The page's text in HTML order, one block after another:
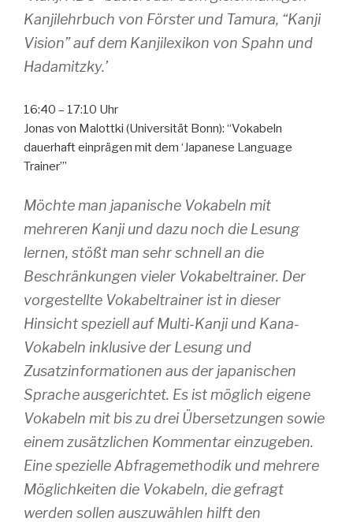
Kanjilehrbuch von Förster und Tamura, “Kanji
Vision” auf dem Kanjilexikon von Spahn und
Hadamitzky.’
16:40 – 17:10 Uhr
Jonas von Malottki (Universität Bonn): “Vokabeln
dauerhaft einprägen mit dem ‘Japanese Language
Trainer’”
Möchte man japanische Vokabeln mit
mehreren Kanji und dazu noch die Lesung
lernen, stößt man sehr schnell an die
Beschränkungen vieler Vokabeltrainer. Der
vorgestellte Vokabeltrainer ist in dieser
Hinsicht speziell auf Multi-Kanji und Kana-
Vokabeln inklusive der Lesung und
Zusatzinformationen aus der japanischen
Sprache ausgerichtet. Es ist möglich eigene
Vokabeln mit bis zu drei Übersetzungen sowie
einem zusätzlichen Kommentar einzugeben.
Eine spezielle Abfragemethodik und mehrere
Möglichkeiten die Vokabeln, die gefragt
werden sollen auszuwählen hilft den